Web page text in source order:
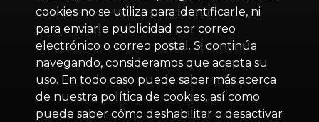
cookies no se utiliza para identificarle, ni
para enviarle publicidad por correo
electrónico o correo postal. Si continúa
navegando, consideramos que acepta su
uso. En todo caso puede saber más acerca
de nuestra política de cookies, así como
puede saber cómo deshabilitar o desactivar